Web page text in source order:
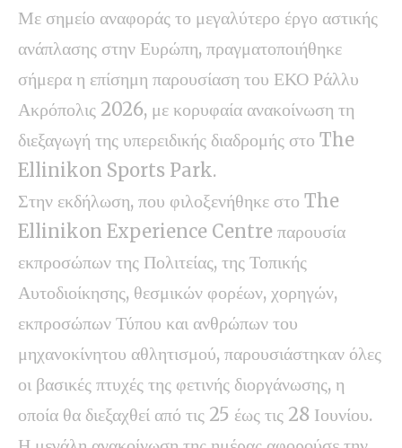
Με σημείο αναφοράς το μεγαλύτερο έργο αστικής
ανάπλασης στην Ευρώπη, πραγματοποιήθηκε
σήμερα η επίσημη παρουσίαση του ΕΚΟ Ράλλυ
Ακρόπολις 2026, με κορυφαία ανακοίνωση τη
διεξαγωγή της υπερειδικής διαδρομής στο The
Ellinikon Sports Park.
Στην εκδήλωση, που φιλοξενήθηκε στο The
Ellinikon Experience Centre παρουσία
εκπροσώπων της Πολιτείας, της Τοπικής
Αυτοδιοίκησης, θεσμικών φορέων, χορηγών,
εκπροσώπων Τύπου και ανθρώπων του
μηχανοκίνητου αθλητισμού, παρουσιάστηκαν όλες
οι βασικές πτυχές της φετινής διοργάνωσης, η
οποία θα διεξαχθεί από τις 25 έως τις 28 Ιουνίου.